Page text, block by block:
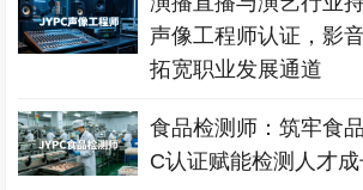
声像工程师认证，影
拓宽职业发展通道
食品检测师：筑牢食
C认证赋能检测人才成